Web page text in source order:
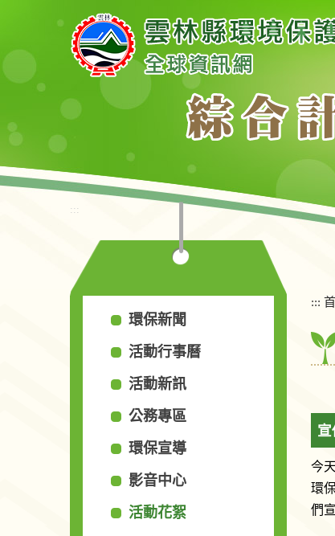
要
內
塊
:::
環保新聞
活動行事曆
活動新訊
公務專區
環保宣導
影音中心
活動花絮
:::
今
環
們